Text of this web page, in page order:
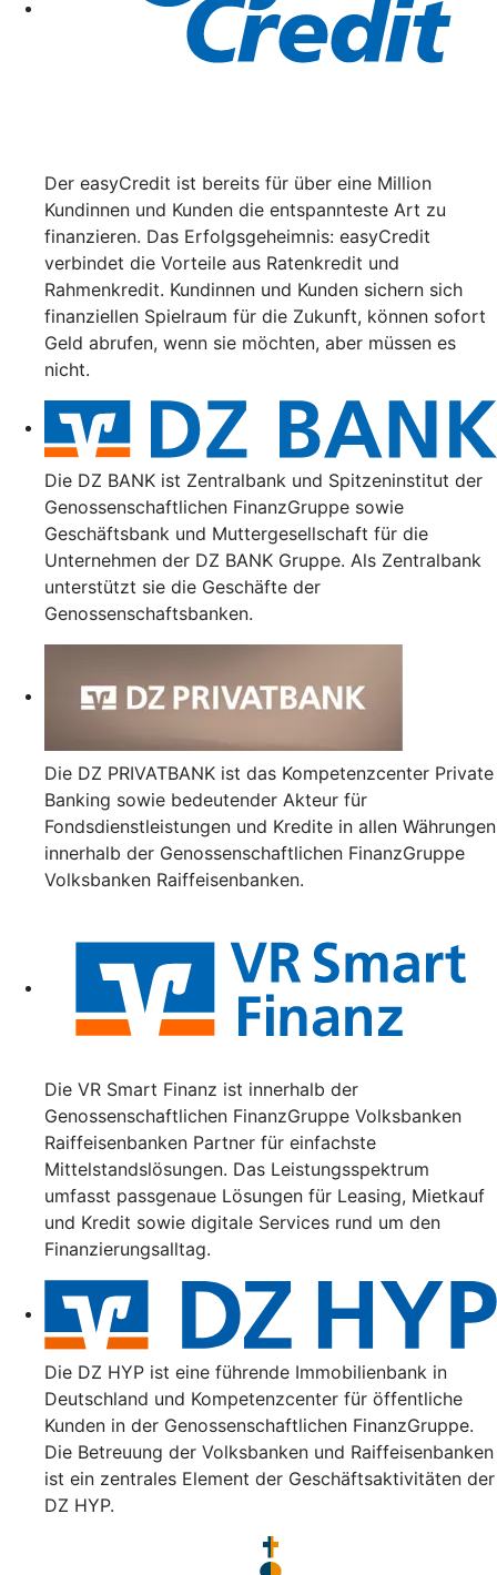
Der easyCredit ist bereits für über eine Million
Kundinnen und Kunden die entspannteste Art zu
finanzieren. Das Erfolgsgeheimnis: easyCredit
verbindet die Vorteile aus Ratenkredit und
Rahmenkredit. Kundinnen und Kunden sichern sich
finanziellen Spielraum für die Zukunft, können sofort
Geld abrufen, wenn sie möchten, aber müssen es
nicht.
Die DZ BANK ist Zentralbank und Spitzeninstitut der
Genossenschaftlichen FinanzGruppe sowie
Geschäftsbank und Muttergesellschaft für die
Unternehmen der DZ BANK Gruppe. Als Zentralbank
unterstützt sie die Geschäfte der
Genossenschaftsbanken.
Die DZ PRIVATBANK ist das Kompetenzcenter Private
Banking sowie bedeutender Akteur für
Fondsdienstleistungen und Kredite in allen Währungen
innerhalb der Genossenschaftlichen FinanzGruppe
Volksbanken Raiffeisenbanken.
Die VR Smart Finanz ist innerhalb der
Genossenschaftlichen FinanzGruppe Volksbanken
Raiffeisenbanken Partner für einfachste
Mittelstandslösungen. Das Leistungsspektrum
umfasst passgenaue Lösungen für Leasing, Mietkauf
und Kredit sowie digitale Services rund um den
Finanzierungsalltag.
Die DZ HYP ist eine führende Immobilienbank in
Deutschland und Kompetenzcenter für öffentliche
Kunden in der Genossenschaftlichen FinanzGruppe.
Die Betreuung der Volksbanken und Raiffeisenbanken
ist ein zentrales Element der Geschäftsaktivitäten der
DZ HYP.